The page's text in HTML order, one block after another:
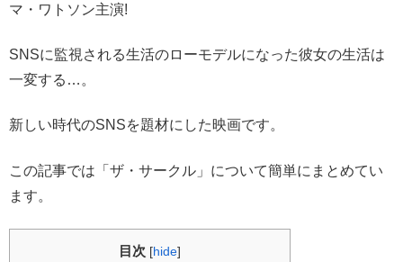
マ・ワトソン主演!
SNSに監視される生活のローモデルになった彼女の生活は
一変する…。
新しい時代のSNSを題材にした映画です。
この記事では「ザ・サークル」について簡単にまとめてい
ます。
目次 [hide]